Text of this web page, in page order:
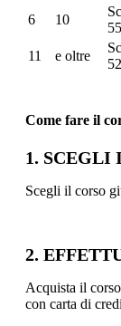
6
10
11
e oltre
Come fare il
1. SCEGLI
Scegli il corso
2.
Acquista il
con carta di